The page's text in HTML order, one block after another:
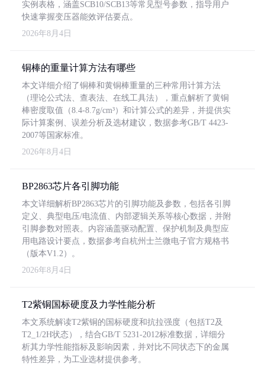
实例表格，涵盖SCB10/SCB13等常见型号参数，指导用户
快速掌握变压器能效评估要点。
2026年8月4日
铜棒的重量计算方法有哪些
本文详细介绍了铜棒和黄铜棒重量的三种常用计算方法
（理论公式法、查表法、在线工具法），重点解析了黄铜
棒密度取值（8.4-8.7g/cm³）和计算公式的差异，并提供实
际计算案例、误差分析及选材建议，数据参考GB/T 4423-
2007等国家标准。
2026年8月4日
BP2863芯片各引脚功能
本文详细解析BP2863芯片的引脚功能及参数，包括各引脚
定义、典型电压/电流值、内部逻辑关系等核心数据，并附
引脚参数对照表。内容涵盖驱动配置、保护机制及典型应
用电路设计要点，数据参考自杭州士兰微电子官方规格书
（版本V1.2）。
2026年8月4日
T2紫铜国标硬度及力学性能分析
本文系统解读T2紫铜的国标硬度和抗拉强度（包括T2及
T2_1/2H状态），结合GB/T 5231-2012标准数据，详细分
析其力学性能指标及影响因素，并对比不同状态下的金属
特性差异，为工业选材提供参考。